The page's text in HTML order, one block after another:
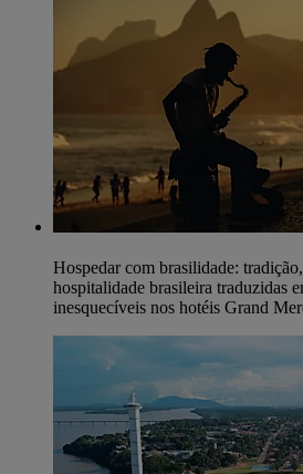
Hospedar com brasilidade:
hospitalidade brasileira traduzidas
inesquecíveis nos hotéis Grand